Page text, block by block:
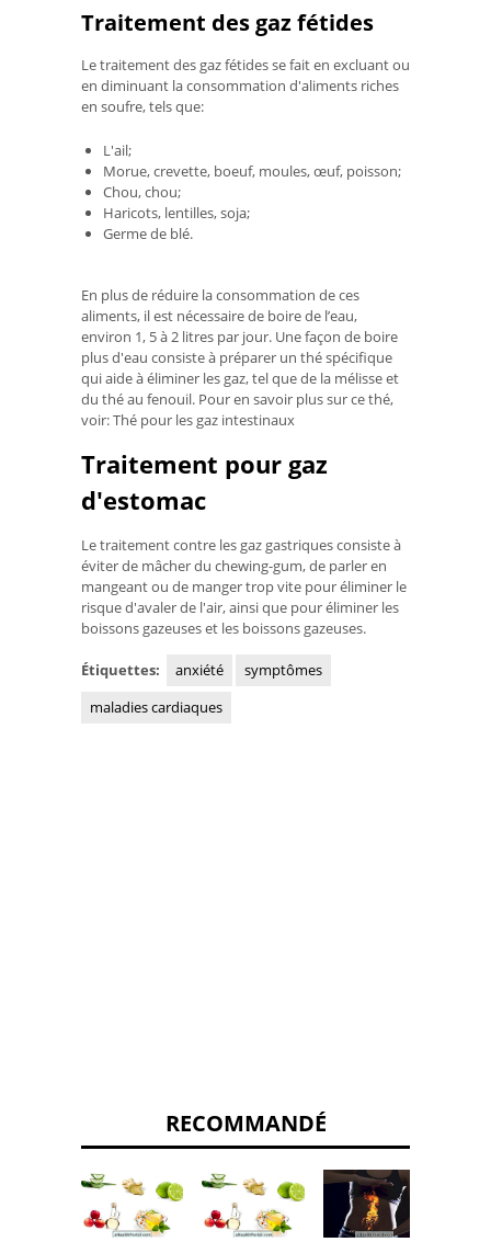
Traitement des gaz fétides
Le traitement des gaz fétides se fait en excluant ou
en diminuant la consommation d'aliments riches
en soufre, tels que:
L'ail;
Morue, crevette, boeuf, moules, œuf, poisson;
Chou, chou;
Haricots, lentilles, soja;
Germe de blé.
En plus de réduire la consommation de ces
aliments, il est nécessaire de boire de l’eau,
environ 1, 5 à 2 litres par jour. Une façon de boire
plus d'eau consiste à préparer un thé spécifique
qui aide à éliminer les gaz, tel que de la mélisse et
du thé au fenouil. Pour en savoir plus sur ce thé,
voir: Thé pour les gaz intestinaux
Traitement pour gaz
d'estomac
Le traitement contre les gaz gastriques consiste à
éviter de mâcher du chewing-gum, de parler en
mangeant ou de manger trop vite pour éliminer le
risque d'avaler de l'air, ainsi que pour éliminer les
boissons gazeuses et les boissons gazeuses.
Étiquettes: anxiété
symptômes
maladies cardiaques
RECOMMANDÉ